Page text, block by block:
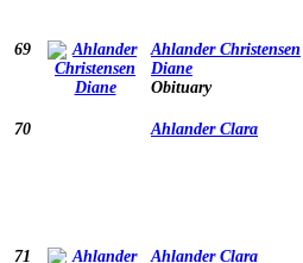
69
Ahlander Christensen
Diane
Obituary
70
Ahlander Clara
71
Ahlander Clara